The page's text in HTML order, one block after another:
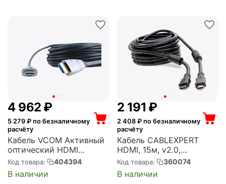
4 962 ₽
5 279 ₽ по безналичному
расчёту
Кабель VCOM Активный
оптический HDMI
19M/M,ver. 2.1, 8K@60 Hz
20m (D3743-20M)
Код товара: 404394
В наличии
2 191 ₽
2 408₽ по безналичному
расчёту
Кабель CABLEXPERT
HDMI, 15м, v2.0,
19M/19M, черный,
позол.разъемы, экран, 2
ферр кольца, пакет
Код товара: 360074
В наличии